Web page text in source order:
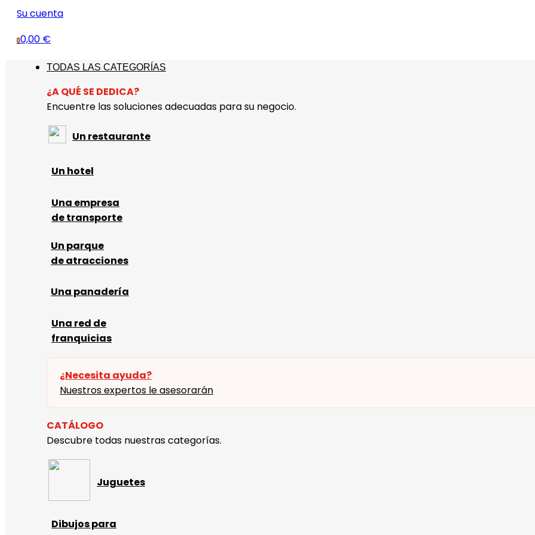
Su cuenta
00,00 €
TODAS LAS CATEGORÍAS
¿A QUÉ SE DEDICA?
Encuentre las soluciones adecuadas para su negocio.
Un restaurante
Un hotel
Una empresa
de transporte
Un parque
de atracciones
Una panadería
Una red de
franquicias
¿Necesita ayuda?
Nuestros expertos le asesorarán
CATÁLOGO
Descubre todas nuestras categorías.
Juguetes
Dibujos para